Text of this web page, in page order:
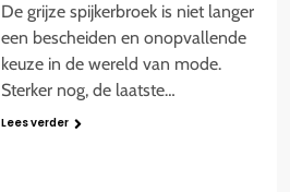
De grijze spijkerbroek is niet langer
een bescheiden en onopvallende
keuze in de wereld van mode.
Sterker nog, de laatste…
Lees verder